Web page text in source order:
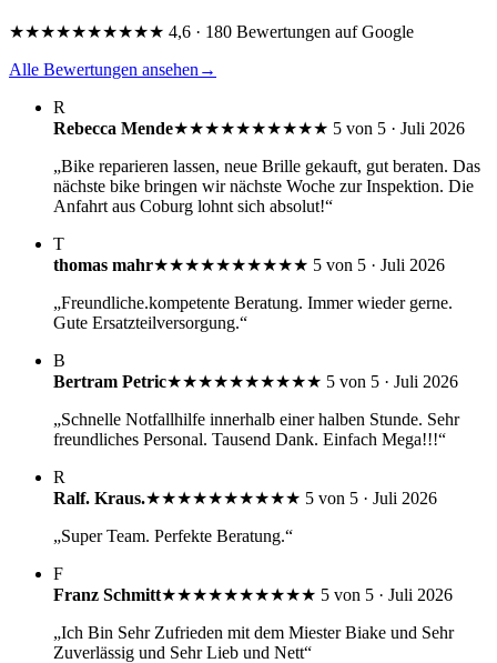
★★★★★★★★★★ 4,6 · 180 Bewertungen auf Google
Alle Bewertungen ansehen →
R
Rebecca Mende★★★★★★★★★★ 5 von 5 · Juli 2026
„Bike reparieren lassen, neue Brille gekauft, gut beraten. Das
nächste bike bringen wir nächste Woche zur Inspektion. Die
Anfahrt aus Coburg lohnt sich absolut!“
T
thomas mahr★★★★★★★★★★ 5 von 5 · Juli 2026
„Freundliche.kompetente Beratung. Immer wieder gerne.
Gute Ersatzteilversorgung.“
B
Bertram Petric★★★★★★★★★★ 5 von 5 · Juli 2026
„Schnelle Notfallhilfe innerhalb einer halben Stunde. Sehr
freundliches Personal. Tausend Dank. Einfach Mega!!!“
R
Ralf. Kraus.★★★★★★★★★★ 5 von 5 · Juli 2026
„Super Team. Perfekte Beratung.“
F
Franz Schmitt★★★★★★★★★★ 5 von 5 · Juli 2026
„Ich Bin Sehr Zufrieden mit dem Miester Biake und Sehr
Zuverlässig und Sehr Lieb und Nett“